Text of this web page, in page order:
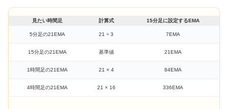
見たい時間足 計算式 15分足に設定するEMA
5分足の21EMA 21 ÷ 3 7EMA
15分足の21EMA 基準値 21EMA
1時間足の21EMA 21 × 4 84EMA
4時間足の21EMA 21 × 16 336EMA